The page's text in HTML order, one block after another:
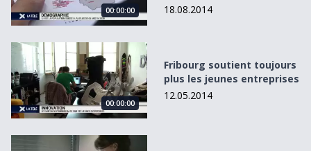
00:00:00
18.08.2014
Fribourg soutient toujours plus les jeunes entreprises
00:00:00
Fribourg soutient toujours
plus les jeunes entreprises
12.05.2014
Les Infos du 02.11.12